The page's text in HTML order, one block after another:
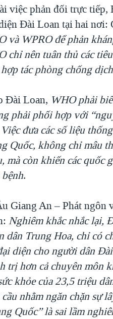
việc phản đối trực
Đài Loan tại hai nơi:
và WPRO để phản
chỉ nên tuân thủ các
hợp tác phòng chống
Đài Loan, WHO phải
phải phối hợp với
đưa các số liệu
Quốc, không chỉ mâu
mà còn khiến các quốc
.
Giang An – Phát
Nghiêm khắc nhắc lại,
dân Trung Hoa, chỉ có
diện cho người dân
trị hơn cả chuyên môn
khỏe của 23,5 triệu
cầu nhằm ngăn chặn sự
Quốc” là sai lầm